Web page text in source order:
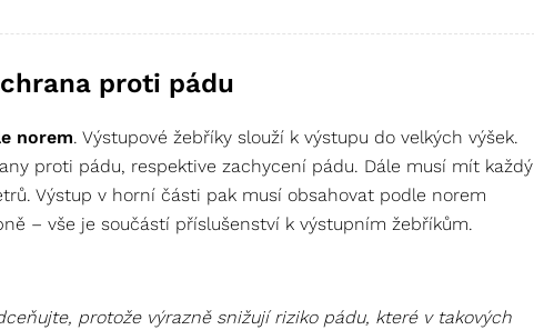
proti pádu
norem. Výstupové žebříky slouží k výstupu do velkých výšek.
proti pádu, respektive zachycení pádu. Dále musí mít každý
Výstup v horní části pak musí obsahovat podle norem
– vše je součástí příslušenství k výstupním žebříkům.
protože výrazně snižují riziko pádu, které v takových